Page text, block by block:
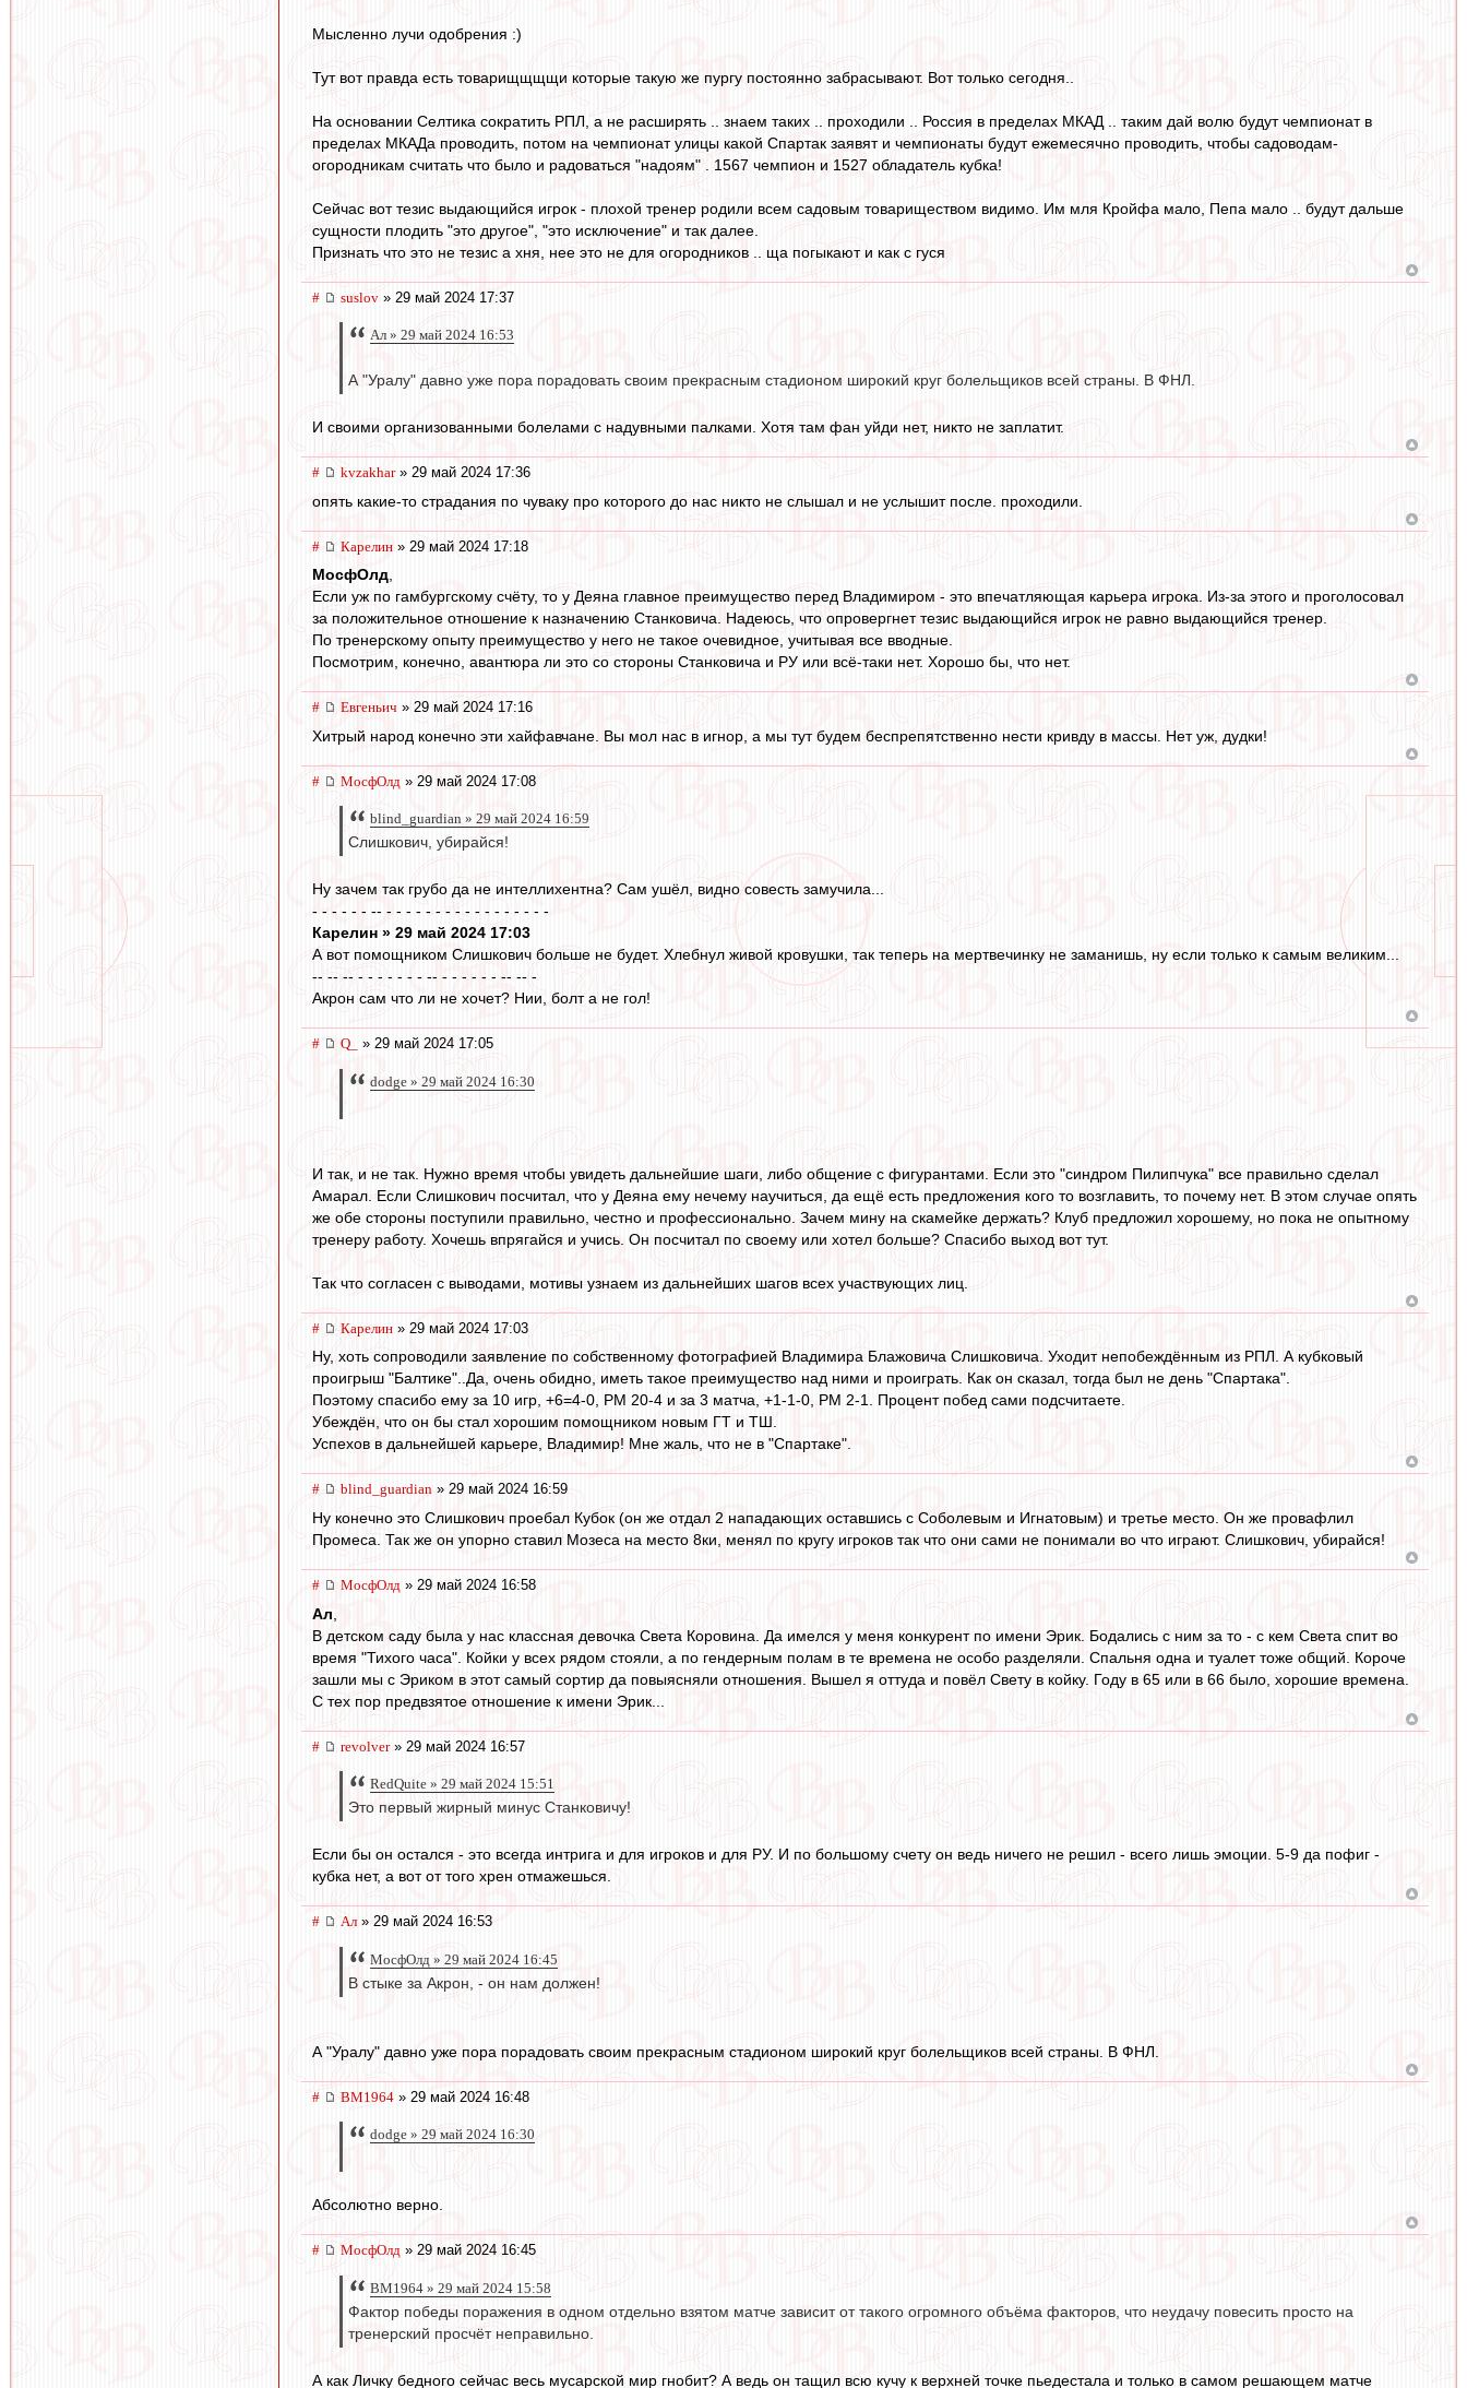
Мысленно лучи одобрения :)
Тут вот правда есть товарищщщщи которые такую же пургу постоянно забрасывают. Вот только сегодня..
На основании Селтика сократить РПЛ, а не расширять .. знаем таких .. проходили .. Россия в пределах МКАД .. таким дай волю будут чемпионат в
пределах МКАДа проводить, потом на чемпионат улицы какой Спартак заявят и чемпионаты будут ежемесячно проводить, чтобы садоводам-
огородникам считать что было и радоваться "надоям" . 1567 чемпион и 1527 обладатель кубка!
Сейчас вот тезис выдающийся игрок - плохой тренер родили всем садовым товариществом видимо. Им мля Кройфа мало, Пепа мало .. будут дальше
сущности плодить "это другое", "это исключение" и так далее.
Признать что это не тезис а хня, нее это не для огородников .. ща погыкают и как с гуся
# suslov » 29 май 2024 17:37
Ал » 29 май 2024 16:53
А "Уралу" давно уже пора порадовать своим прекрасным стадионом широкий круг болельщиков всей страны. В ФНЛ.
И своими организованными болелами с надувными палками. Хотя там фан уйди нет, никто не заплатит.
# kvzakhar» 29 май 2024 17:36
опять какие-то страдания по чуваку про которого до нас никто не слышал и не услышит после. проходили.
# Карелин » 29 май 2024 17:18
МосфОлд,
Если уж по гамбургскому счёту, то у Деяна главное преимущество перед Владимиром - это впечатляющая карьера игрока. Из-за этого и проголосовал
за положительное отношение к назначению Станковича. Надеюсь, что опровергнет тезис выдающийся игрок не равно выдающийся тренер.
По тренерскому опыту преимущество у него не такое очевидное, учитывая все вводные.
Посмотрим, конечно, авантюра ли это со стороны Станковича и РУ или всё-таки нет. Хорошо бы, что нет.
# Евгеньич » 29 май 2024 17:16
Хитрый народ конечно эти хайфавчане. Вы мол нас в игнор, а мы тут будем беспрепятственно нести кривду в массы. Нет уж, дудки!
# МосфОлд » 29 май 2024 17:08
blind_guardian » 29 май 2024 16:59
Слишкович, убирайся!
Ну зачем так грубо да не интеллихентна? Сам ушёл, видно совесть замучила...
- - - - - - -- - - - - - - - - - - - - - - - - -
Карелин » 29 май 2024 17:03
А вот помощником Слишкович больше не будет. Хлебнул живой кровушки, так теперь на мертвечинку не заманишь, ну если только к самым великим...
-- -- -- - - - - - - - -- - - - - - - -- -- -
Акрон сам что ли не хочет? Нии, болт а не гол!
# Q_ » 29 май 2024 17:05
dodge » 29 май 2024 16:30
И так, и не так. Нужно время чтобы увидеть дальнейшие шаги, либо общение с фигурантами. Если это "синдром Пилипчука" все правильно сделал
Амарал. Если Слишкович посчитал, что у Деяна ему нечему научиться, да ещё есть предложения кого то возглавить, то почему нет. В этом случае опять
же обе стороны поступили правильно, честно и профессионально. Зачем мину на скамейке держать? Клуб предложил хорошему, но пока не опытному
тренеру работу. Хочешь впрягайся и учись. Он посчитал по своему или хотел больше? Спасибо выход вот тут.
Так что согласен с выводами, мотивы узнаем из дальнейших шагов всех участвующих лиц.
# Карелин » 29 май 2024 17:03
Ну, хоть сопроводили заявление по собственному фотографией Владимира Блажовича Слишковича. Уходит непобеждённым из РПЛ. А кубковый
проигрыш "Балтике"..Да, очень обидно, иметь такое преимущество над ними и проиграть. Как он сказал, тогда был не день "Спартака".
Поэтому спасибо ему за 10 игр, +6=4-0, РМ 20-4 и за 3 матча, +1-1-0, РМ 2-1. Процент побед сами подсчитаете.
Убеждён, что он бы стал хорошим помощником новым ГТ и ТШ.
Успехов в дальнейшей карьере, Владимир! Мне жаль, что не в "Спартаке".
# blind_guardian » 29 май 2024 16:59
Ну конечно это Слишкович проебал Кубок (он же отдал 2 нападающих оставшись с Соболевым и Игнатовым) и третье место. Он же провафлил
Промеса. Так же он упорно ставил Мозеса на место 8ки, менял по кругу игроков так что они сами не понимали во что играют. Слишкович, убирайся!
# МосфОлд » 29 май 2024 16:58
Ал
В детском саду была у нас классная девочка Света Коровина. Да имелся у меня конкурент по имени Эрик. Бодались с ним за то - с кем Света спит во
время "Тихого часа". Койки у всех рядом стояли, а по гендерным полам в те времена не особо разделяли. Спальня одна и туалет тоже общий. Короче
зашли мы с Эриком в этот самый сортир да повыясняли отношения. Вышел я оттуда и повёл Свету в койку. Году в 65 или в 66 было, хорошие времена.
С тех пор предвзятое отношение к имени Эрик...
# revolver» 29 май 2024 16:57
RedQuite » 29 май 2024 15:51
Это первый жирный минус Станковичу!
Если бы он остался - это всегда интрига и для игроков и для РУ. И по большому счету он ведь ничего не решил - всего лишь эмоции. 5-9 да пофиг -
кубка нет, а вот от того хрен отмажешься.
# Ал» 29 май 2024 16:53
МосфОлд » 29 май 2024 16:45
В стыке за Акрон, - он нам должен!
А "Уралу" давно уже пора порадовать своим прекрасным стадионом широкий круг болельщиков всей страны. В ФНЛ.
# BM1964 » 29 май 2024 16:48
dodge » 29 май 2024 16:30
Абсолютно верно.
# МосфОлд » 29 май 2024 16:45
BM1964 » 29 май 2024 15:58
Фактор победы поражения в одном отдельно взятом матче зависит от такого огромного объёма факторов, что неудачу повесить просто на
тренерский просчёт неправильно.
А как Личку бедного сейчас весь мусарской мир гнобит? А ведь он тащил всю кучу к верхней точке пьедестала и только в самом решающем матче